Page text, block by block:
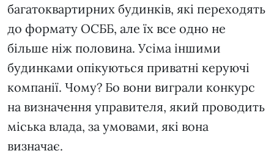
багатоквартирних будинків, які переходять
до формату ОСББ, але їх все одно не
більше ніж половина. Усіма іншими
будинками опікуються приватні керуючі
компанії. Чому? Бо вони виграли конкурс
на визначення управителя, який проводить
міська влада, за умовами, які вона
визначає.